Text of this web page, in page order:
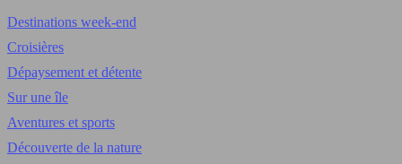
Destinations week-end
Croisières
Dépaysement et détente
Sur une île
Aventures et sports
Découverte de la nature